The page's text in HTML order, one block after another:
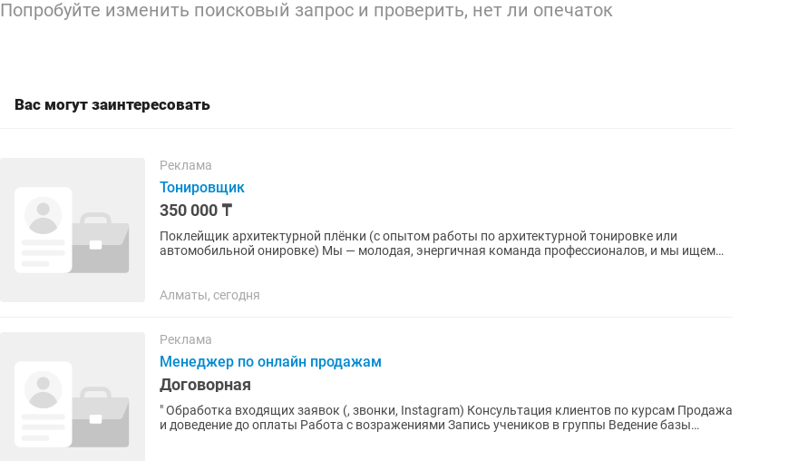
Попробуйте изменить поисковый запрос и проверить, нет ли опечаток
Вас могут заинтересовать
Реклама
Тонировщик
350 000 ₸
Поклейщик архитектурной плёнки (с опытом работы по архитектурной тонировке или
автомобильной онировке) Мы — молодая, энергичная команда профессионалов, и мы ищем
Алматы, сегодня
Реклама
Менеджер по онлайн продажам
Договорная
" Обработка входящих заявок (, звонки, Instagram) Консультация клиентов по курсам Продажа
и доведение до оплаты Работа с возражениями Запись учеников в группы Ведение базы